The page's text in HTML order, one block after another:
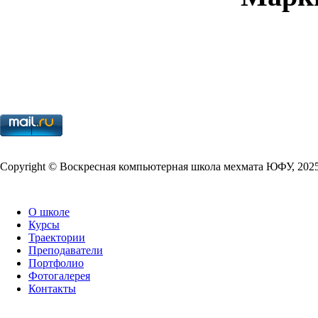
Copy­right © Воскресная компьютерная школа мехмата ЮФУ,
О школе
Курсы
Траектории
Преподаватели
Портфолио
Фотогалерея
Контакты